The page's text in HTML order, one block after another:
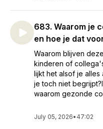
683. Waarom je
en hoe je dat
Waarom blijven
kinderen of
lijkt het alsof je
je toch niet
waarom gezonde
July 05, 2026• 47:02